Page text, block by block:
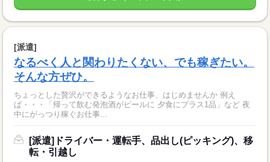
[派遣]
なるべく人と関わりたくない、でも稼ぎたい。
そんな方ぜひ。
ちょっとした贅沢ができるようなお仕事、はじめませんか 例え
ば・・・「帰って飲む発泡酒がビールに 夕食にプラス1品」など 夜
中にがっつり稼ぐお仕事...
[派遣]ドライバー・運転手、品出し(ピッキング)、移
転・引越し